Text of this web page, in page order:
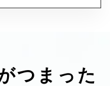
つまった